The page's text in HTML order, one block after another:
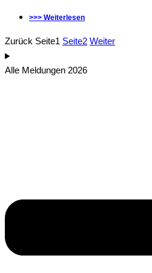
>>> Weiterlesen
Zurück Seite1 Seite2 Weiter
Alle Meldungen 2026